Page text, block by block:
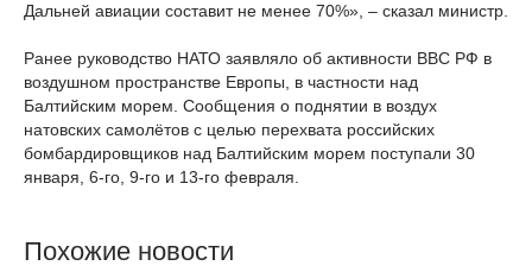
Дальней авиации составит не менее 70%», – сказал министр.
Ранее руководство НАТО заявляло об активности ВВС РФ в
воздушном пространстве Европы, в частности над
Балтийским морем. Сообщения о поднятии в воздух
натовских самолётов с целью перехвата российских
бомбардировщиков над Балтийским морем поступали 30
января, 6-го, 9-го и 13-го февраля.
Похожие новости